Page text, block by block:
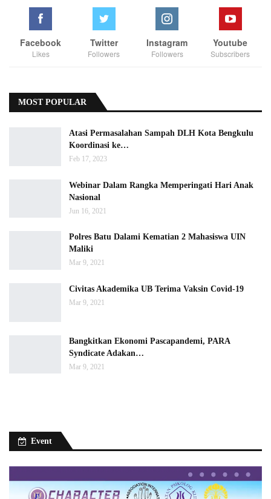
Facebook
Likes
Twitter
Followers
Instagram
Followers
Youtube
Subscribers
MOST POPULAR
Atasi Permasalahan Sampah DLH Kota Bengkulu
Koordinasi ke…
Feb 17, 2023
Webinar Dalam Rangka Memperingati Hari Anak
Nasional
Jun 16, 2021
Polres Batu Dalami Kematian 2 Mahasiswa UIN
Maliki
Mar 9, 2021
Civitas Akademika UB Terima Vaksin Covid-19
Mar 9, 2021
Bangkitkan Ekonomi Pascapandemi, PARA
Syndicate Adakan…
Mar 9, 2021
Event